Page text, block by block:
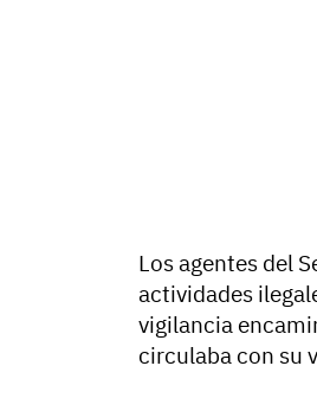
Los agentes del
actividades
vigilancia
circulaba con su